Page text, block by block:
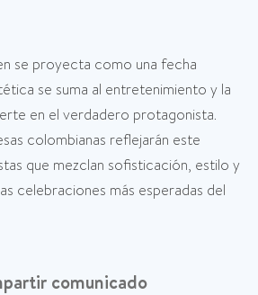
se proyecta como una fecha
se suma al entretenimiento y la
en el verdadero protagonista.
colombianas reflejarán este
que mezclan sofisticación, estilo y
celebraciones más esperadas del
comunicado